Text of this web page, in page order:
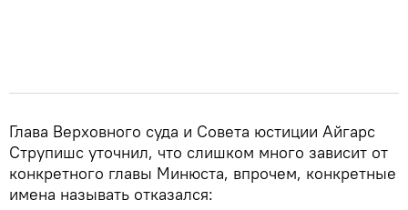
Глава Верховного суда и Совета юстиции Айгарс
Струпишс уточнил, что слишком много зависит от
конкретного главы Минюста, впрочем, конкретные
имена называть отказался: